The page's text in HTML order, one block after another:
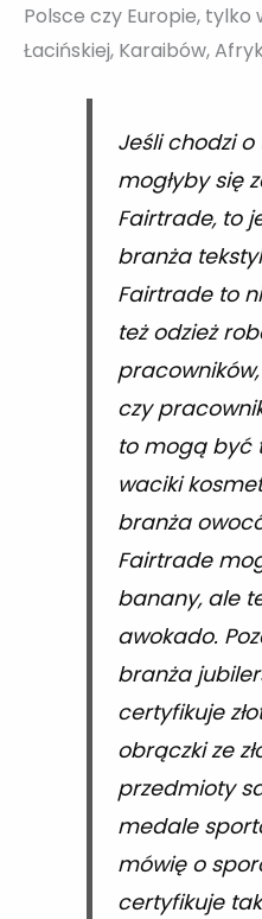
Polsce czy Europie,
Łacińskiej, Karaibów,
Jeśli chodzi
mogłyby się
Fairtrade, to
branża
Fairtrade to
też odzież
czy
to mogą być
waciki
branża
Fairtrade
banany, ale
awokado.
branża
certyfikuje
obrączki ze
przedmioty
medale
mówię o
certyfikuje